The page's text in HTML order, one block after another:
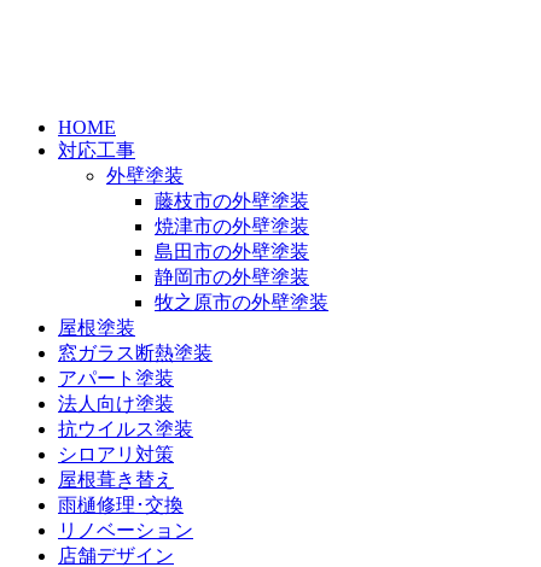
HOME
対応工事
外壁塗装
藤枝市の外壁塗装
焼津市の外壁塗装
島田市の外壁塗装
静岡市の外壁塗装
牧之原市の外壁塗装
屋根塗装
窓ガラス断熱塗装
アパート塗装
法人向け塗装
抗ウイルス塗装
シロアリ対策
屋根葺き替え
雨樋修理･交換
リノベーション
店舗デザイン